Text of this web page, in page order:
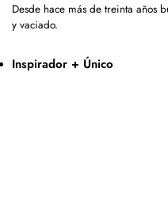
Desde hace más de treinta años
y vaciado.
Inspirador + Único